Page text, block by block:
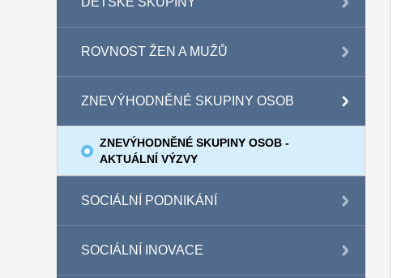
ROVNOST ŽEN A MUŽŮ
ZNEVÝHODNĚNÉ SKUPINY OSOB
ZNEVÝHODNĚNÉ SKUPINY OSOB -
AKTUÁLNÍ VÝZVY
SOCIÁLNÍ PODNIKÁNÍ
SOCIÁLNÍ INOVACE